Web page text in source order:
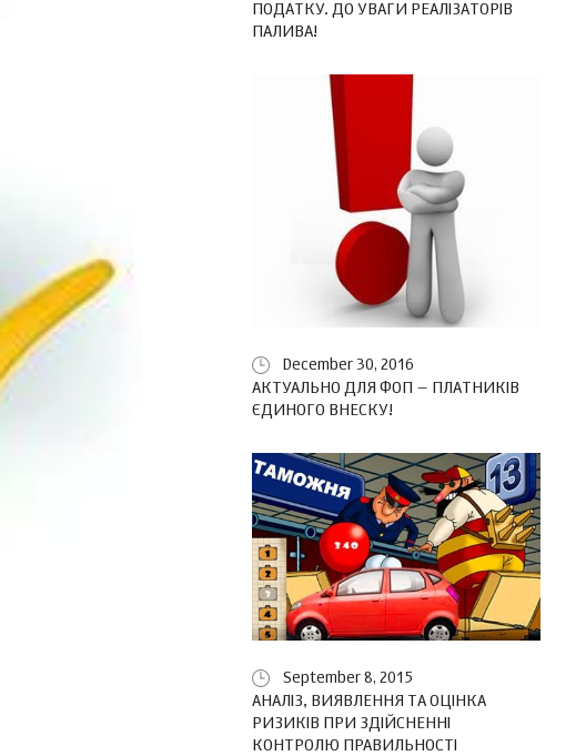
ПОДАТКУ. ДО УВАГИ РЕАЛІЗАТОРІВ
ПАЛИВА!
December 30, 2016
АКТУАЛЬНО ДЛЯ ФОП – ПЛАТНИКІВ
ЄДИНОГО ВНЕСКУ!
September 8, 2015
АНАЛІЗ, ВИЯВЛЕННЯ ТА ОЦІНКА
РИЗИКІВ ПРИ ЗДІЙСНЕННІ
КОНТРОЛЮ ПРАВИЛЬНОСТІ